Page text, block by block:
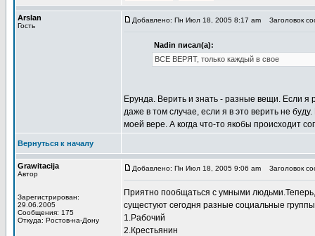
Arslan
Гость
Добавлено: Пн Июл 18, 2005 8:17 am Заголовок
Nadin писал(а):
ВСЕ ВЕРЯТ, только каждый в свое
Ерунда. Верить и знать - разные вещи. Если я
даже в том случае, если я в это верить не
моей вере. А когда что-то якобы происходит
Вернуться к началу
Grawitacija
Автор
Зарегистрирован:
29.06.2005
Сообщения: 175
Откуда: Ростов-на-Дону
Добавлено: Пн Июл 18, 2005 9:06 am Заголовок
Приятно пообщаться с умными
сущестуют сегодня разные социальные
1.Рабочий
2.Крестьянин